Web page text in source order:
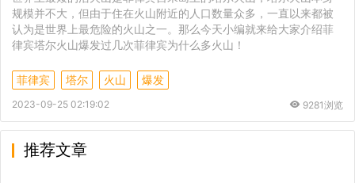
规模并不大，但由于住在火山附近的人口数量众多，一直以来都被
认为是世界上最危险的火山之一。那么今天小编就来给大家介绍菲
律宾塔尔火山爆发过几次菲律宾为什么多火山！
菲律宾 塔尔 火山 爆发
2023-09-25 02:19:02 9281浏览
推荐文章